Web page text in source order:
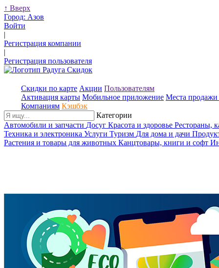
↑ Вверх
Город: Азов
Войти
|
Регистрация компании
|
Регистрация пользователя
Скидки по карте Акции Пользователям
Активация карты Мобильное приложение Места продажи
Компаниям Кэшбэк
Категории
Автомобили и запчасти Досуг Красота и здоровье Рестораны,
Техника и электроника Услуги Туризм Для дома и дачи
Растения и товары для животных Канцтовары, книги и софт